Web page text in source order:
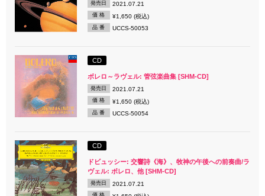
発売日 2021.07.21
価 格 ¥1,650 (税込)
品 番 UCCS-50053
CD
ボレロ～ラヴェル: 管弦楽曲集 [SHM-CD]
発売日 2021.07.21
価 格 ¥1,650 (税込)
品 番 UCCS-50054
CD
ドビュッシー: 交響詩《海》、牧神の午後への前奏曲/ラ
ヴェル: ボレロ、他 [SHM-CD]
発売日 2021.07.21